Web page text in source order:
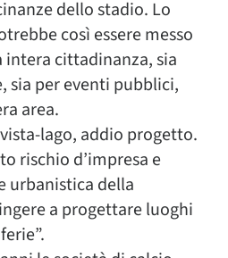
dello stadio. Lo
così essere messo
intera cittadinanza, sia
sia per eventi pubblici,
area.
lago, addio progetto.
rischio d’impresa e
urbanistica della
a progettare luoghi